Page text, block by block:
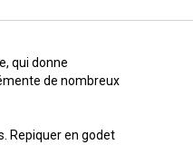
qui donne
de nombreux
Repiquer en godet